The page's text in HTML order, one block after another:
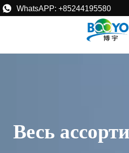
 WhatsAPP: +85244195580
Весь